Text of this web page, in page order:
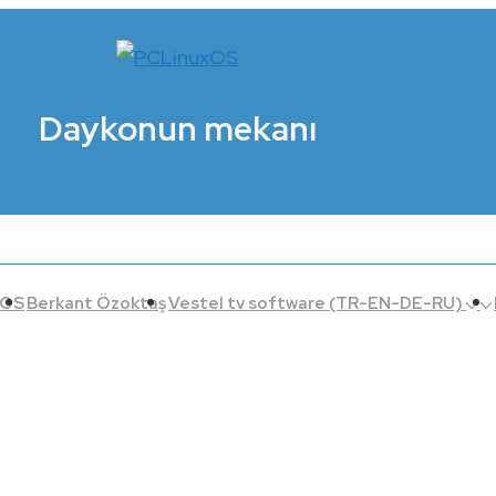
Daykonun mekanı
Berkant ÖzoktaşVestel tv software (TR-EN-DE-RU)